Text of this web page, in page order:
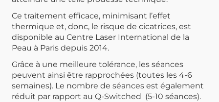
Ce traitement efficace, minimisant l’effet
thermique et, donc, le risque de cicatrices, est
disponible au Centre Laser International de la
Peau à Paris depuis 2014.
Grâce à une meilleure tolérance, les séances
peuvent ainsi être rapprochées (toutes les 4-6
semaines). Le nombre de séances est également
réduit par rapport au Q-Switched (5-10 séances).